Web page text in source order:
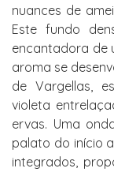
nuances de
Este fundo
encantadora de
aroma se
de Vargellas,
violeta
ervas. Uma
palato do início
integrados,